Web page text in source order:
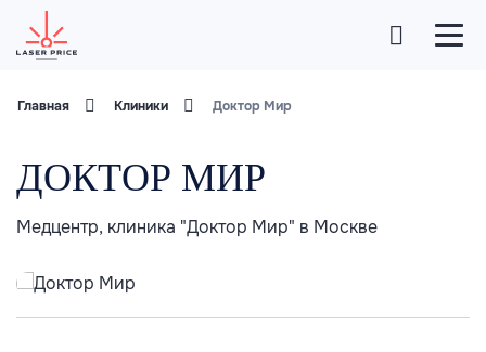
Главная Клиники Доктор Мир
ДОКТОР МИР
Медцентр, клиника "Доктор Мир" в Москве